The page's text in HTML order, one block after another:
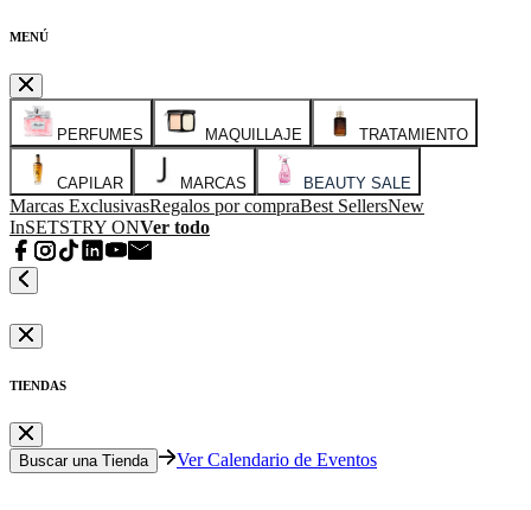
MENÚ
PERFUMES MAQUILLAJE TRATAMIENTO
CAPILAR MARCAS BEAUTY SALE
Marcas ExclusivasRegalos por compraBest SellersNew
InSETSTRY ONVer todo
TIENDAS
Buscar una Tienda Ver Calendario de Eventos